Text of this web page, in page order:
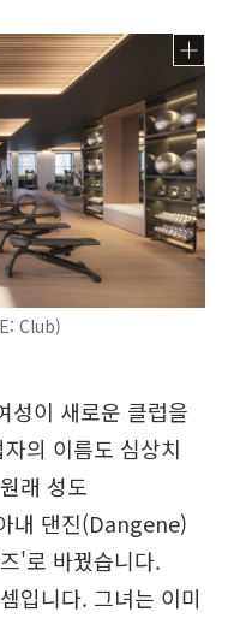
Club)
성이 새로운 클럽을
의 이름도 심상치
래 성도
내 댄진(Dangene)
'로 바꿨습니다.
입니다. 그녀는 이미